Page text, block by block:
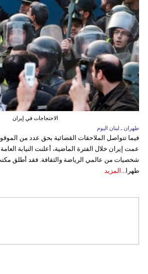
الاحتجاجات في إيران
طهران ـ لبنان اليوم
فيما تتواصل الملاحقات القضائية بحق عدد من
عمت إيران خلال الفترة الماضية، أعلنت النيابة
شخصيات من عالمي الرياضة والثقافة. فقد أطلق
طهرا... المزيد